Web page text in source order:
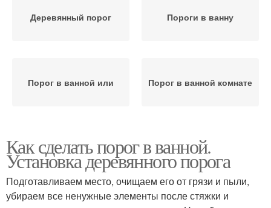
Деревянный порог Пороги в ванну
Порог в ванной или Порог в ванной комнате
Как сделать порог в ванной.
Установка деревянного порога
Подготавливаем место, очищаем его от грязи и пыли,
убираем все ненужные элементы после стяжки и